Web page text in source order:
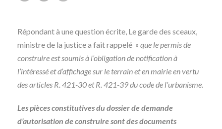
Répondant à une question écrite, Le garde des sceaux,
ministre de la justice a fait rappelé » que le permis de
construire est soumis à l’obligation de notification à
l’intéressé et d’affichage sur le terrain et en mairie en vertu
des articles R. 421-30 et R. 421-39 du code de l’urbanisme.
Les pièces constitutives du dossier de demande
d’autorisation de construire sont des documents